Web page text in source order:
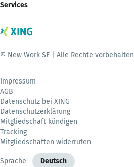
Services
© New Work SE | Alle Rechte vorbehalten
Impressum
AGB
Datenschutz bei XING
Datenschutzerklärung
Mitgliedschaft kündigen
Tracking
Mitgliedschaften widerrufen
Sprache Deutsch